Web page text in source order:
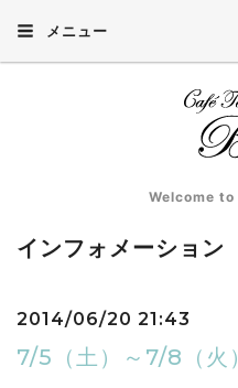
メニュー
Welcome
インフォメーション
2014/06/20 21:43
7/5（土）～7/8（火